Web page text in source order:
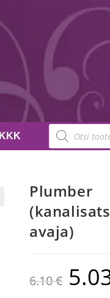
KKK
Plumber
avaja)
6.10€